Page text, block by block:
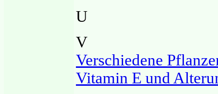
U
V
Verschiedene
Vitamin E und